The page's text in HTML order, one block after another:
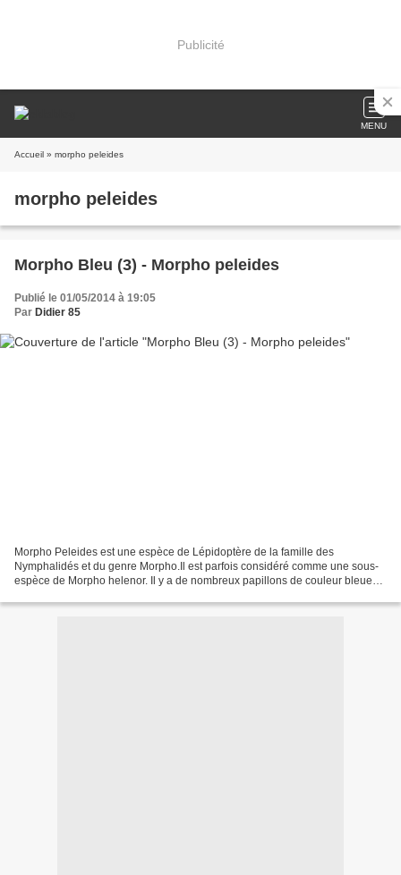
Publicité
MENU
Accueil » morpho peleides
morpho peleides
Morpho Bleu (3) - Morpho peleides
Publié le 01/05/2014 à 19:05
Par Didier 85
Morpho Peleides est une espèce de Lépidoptère de la famille des
Nymphalidés et du genre Morpho.Il est parfois considéré comme une sous-
espèce de Morpho helenor. Il y a de nombreux papillons de couleur bleue